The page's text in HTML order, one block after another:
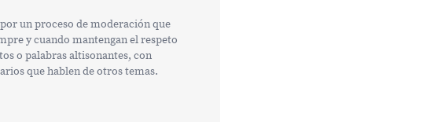
un proceso de moderación que
y cuando mantengan el respeto
o palabras altisonantes, con
que hablen de otros temas.